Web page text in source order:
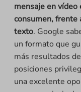
mensaje en
consumen, frente
texto. Google
un formato que
más resultados
posiciones
una excelente